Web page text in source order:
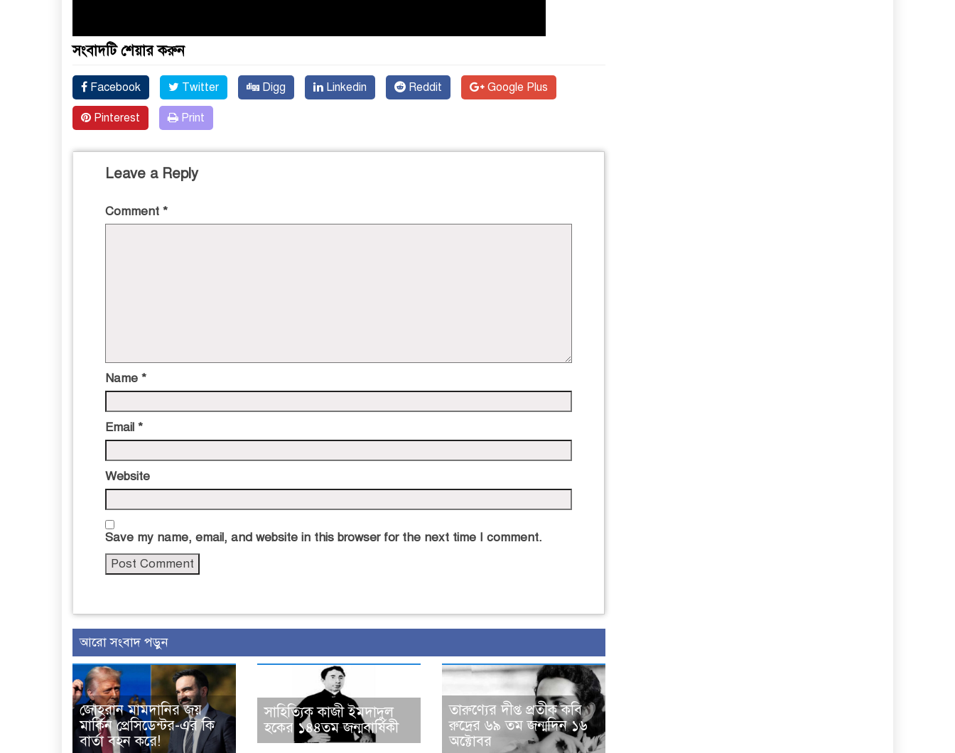
সংবাদটি শেয়ার করুন
Facebook Twitter Digg Linkedin Reddit Google Plus
Pinterest Print
Leave a Reply
Comment *
Name *
Email *
Website
Save my name, email, and website in this browser for the next time I comment.
আরো সংবাদ পড়ুন
জোহরান মামদানির জয়
মার্কিন প্রেসিডেন্টর-এর কি
বার্তা বহন করে!
সাহিত্যিক কাজী ইমদাদুল
হকের ১৪৪তম জন্মবার্ষিকী
তারুণ্যের দীপ্ত প্রতীক কবি
রুদ্রের ৬৯ তম জন্মদিন ১৬
অক্টোবর